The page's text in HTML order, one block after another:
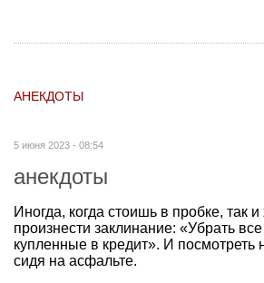
АНЕКДОТЫ
5 июня 2023 - 08:54
анекдоты
Иногда, когда стоишь в пробке, так и
произнести заклинание: «Убрать
купленные в кредит». И посмотреть
сидя на асфальте.